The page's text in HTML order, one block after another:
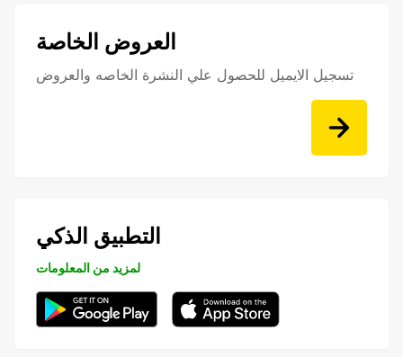
العروض الخاصة
تسجيل الايميل للحصول علي النشرة الخاصه والعروض
التطبيق الذكي
لمزيد من المعلومات